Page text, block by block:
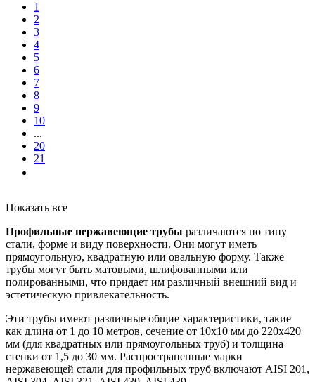
1
2
3
4
5
6
7
8
9
10
...
20
21
Показать все
Профильные нержавеющие трубы различаются по типу
стали, форме и виду поверхности. Они могут иметь
прямоугольную, квадратную или овальную форму. Также
трубы могут быть матовыми, шлифованными или
полированными, что придает им различный внешний вид и
эстетическую привлекательность.
Эти трубы имеют различные общие характеристики, такие
как длина от 1 до 10 метров, сечение от 10x10 мм до 220x420
мм (для квадратных или прямоугольных труб) и толщина
стенки от 1,5 до 30 мм. Распространенные марки
нержавеющей стали для профильных труб включают AISI 201,